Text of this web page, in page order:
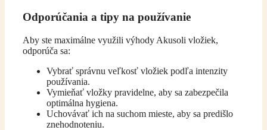
Odporúčania a tipy na používanie
Aby ste maximálne využili výhody Akusoli vložiek,
odporúča sa:
Vybrať správnu veľkosť vložiek podľa intenzity
používania.
Vymieňať vložky pravidelne, aby sa zabezpečila
optimálna hygiena.
Uchovávať ich na suchom mieste, aby sa predišlo
znehodnoteniu.